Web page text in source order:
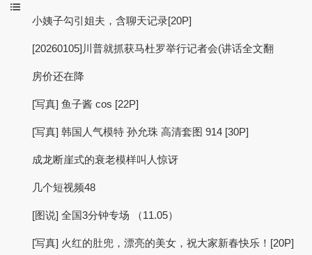
小姨子勾引姐夫，含聊天记录[20P]
[20260105]川普就抓获马杜罗举行记者会(讲话全文翻
房价还在降
[写真] 鱼子酱 cos [22P]
[写真] 韩国人气模特 孙允珠 高清套图 914 [30P]
成龙断崖式的衰老模样叫人惊讶
几个短视频48
[图说] 全国3分钟专场 （11.05）
[写真] 火红的肚兜，漂亮的美女，祝大家新春快乐！[20P]